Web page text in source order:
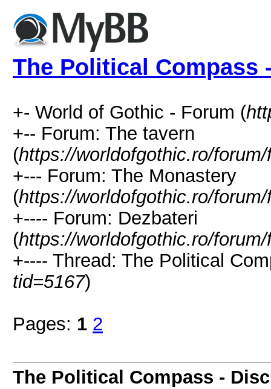
The Political Compass
+- World of Gothic - Forum (
+-- Forum: The tavern
(https://worldofgothic.ro/
+--- Forum: The Monastery
(https://worldofgothic.ro/
+---- Forum: Dezbateri
(https://worldofgothic.ro/
+---- Thread: The Political
tid=5167)
Pages: 1 2
The Political Compass -